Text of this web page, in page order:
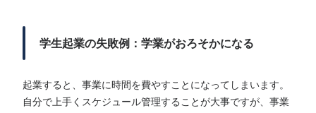
学生起業の失敗例：学業がおろそかになる
起業すると、事業に時間を費やすことになってしまいます。
自分で上手くスケジュール管理することが大事ですが、事業